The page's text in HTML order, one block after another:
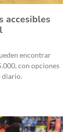
accesibles
encontrar
con opciones
diario.